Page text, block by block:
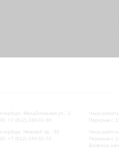
Михайловская ул., 2
+7 (812) 240-01-80
Невский пр., 30
+7 (812) 240-01-70
Часы
Перерыв с
Часы
Перерыв с
Вопросы